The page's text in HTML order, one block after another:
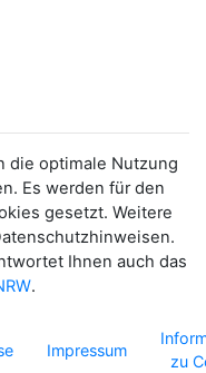
die optimale Nutzung
Es werden für den
gesetzt. Weitere
Ihnen auch das
.
Impressum
zu